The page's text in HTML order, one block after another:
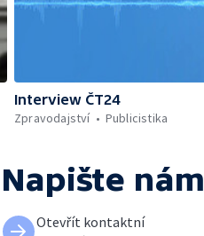
Interview ČT24
Zpravodajství
Publicistika
Napište nám
Otevřít kontaktní